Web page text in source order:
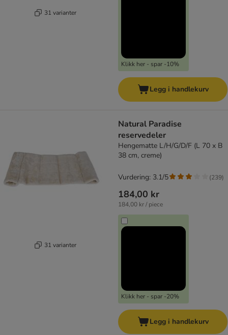
31 varianter
Klikk her - spar -10%
Legg i handlekurv
31 varianter
Natural Paradise
reservedeler
Hengematte L/H/G/D/F (L 70 x B
38 cm, creme)
184,00 kr
184,00 kr / piece
Klikk her - spar -20%
Vurdering: 3.1/5 (239)
Legg i handlekurv